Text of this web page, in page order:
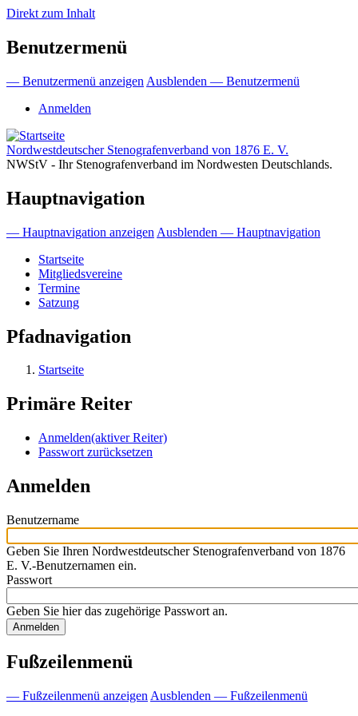
Direkt zum Inhalt
Benutzermenü
— Benutzermenü anzeigen Ausblenden — Benutzermenü
Anmelden
Nordwestdeutscher Stenografenverband von 1876 E. V.
NWStV - Ihr Stenografenverband im Nordwesten Deutschlands.
Hauptnavigation
— Hauptnavigation anzeigen Ausblenden — Hauptnavigation
Startseite
Mitgliedsvereine
Termine
Satzung
Pfadnavigation
Startseite
Primäre Reiter
Anmelden(aktiver Reiter)
Passwort zurücksetzen
Anmelden
Benutzername
Geben Sie Ihren Nordwestdeutscher Stenografenverband von 1876
E. V.-Benutzernamen ein.
Passwort
Geben Sie hier das zugehörige Passwort an.
Fußzeilenmenü
— Fußzeilenmenü anzeigen Ausblenden — Fußzeilenmenü